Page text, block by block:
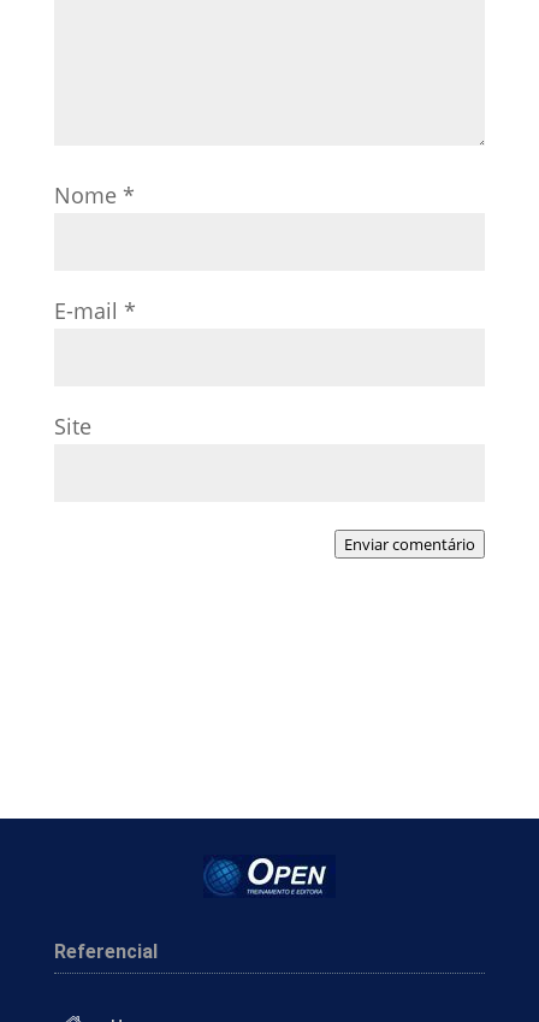
Nome *
E-mail *
Site
Enviar comentário
Referencial